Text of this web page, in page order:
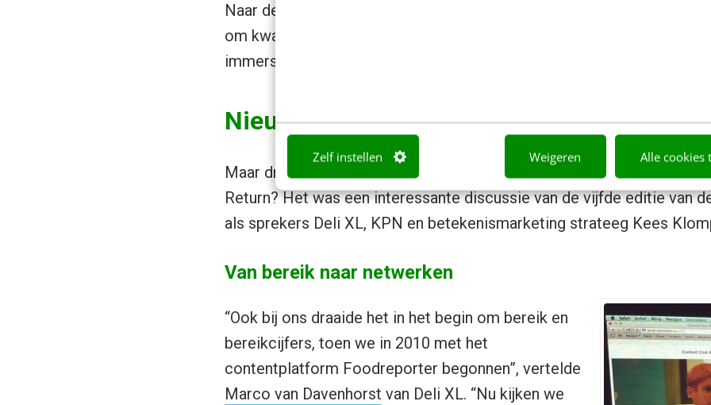
Zelf instellen Weigeren Alle cookies
Naar de kwaliteit van die inhaker of andere content wordt nauwelijks
om kwantiteit in plaats van kwaliteit. Om likeability in plaats van
immers de makkelijkste Return on Investment.
Nieuwe kengetallen
Maar draait ROI eigenlijk wel altijd om ROI, ik bedoel, van welke I
Return? Het was een interessante discussie van de vijfde editie van
als sprekers Deli XL, KPN en betekenismarketing strateeg Kees
Van bereik naar netwerken
“Ook bij ons draaide het in het begin om bereik en
bereikcijfers, toen we in 2010 met het
contentplatform Foodreporter begonnen”, vertelde
Marco van Davenhorst van Deli XL. “Nu kijken we